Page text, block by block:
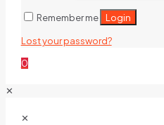
Remember me Login
Lost your password?
0
✕
✕